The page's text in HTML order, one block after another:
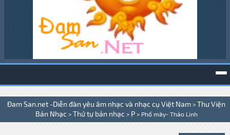
Đam San.net -Diễn đàn yêu âm nhạc và nhạc cụ Việt Nam > Thư Viện
Bản Nhạc > Thứ tự bản nhạc > P > Phố mây- Thảo Linh